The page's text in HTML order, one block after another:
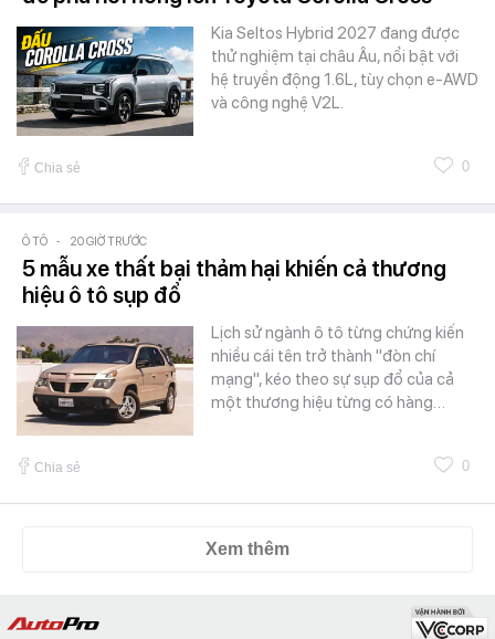
Kia Seltos Hybrid 2027 đang được
thử nghiệm tại châu Âu, nổi bật với
hệ truyền động 1.6L, tùy chọn e-AWD
và công nghệ V2L.
Chia sẻ 0
Ô TÔ - 20 GIỜ TRƯỚC
5 mẫu xe thất bại thảm hại khiến cả thương
hiệu ô tô sụp đổ
Lịch sử ngành ô tô từng chứng kiến
nhiều cái tên trở thành "đòn chí
mạng", kéo theo sự sụp đổ của cả
một thương hiệu từng có hàng…
Chia sẻ 0
Xem thêm